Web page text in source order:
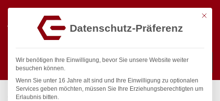
Suchen
Start / Gastronomiebedarf & Gastro Geräte für Profis
Mit
Datenschutz-Präferenz
Wir benötigen Ihre Einwilligung, bevor Sie unsere Website weiter
besuchen können.
Wenn Sie unter 16 Jahre alt sind und Ihre Einwilligung zu optionalen
Services geben möchten, müssen Sie Ihre Erziehungsberechtigten um
Erlaubnis bitten.